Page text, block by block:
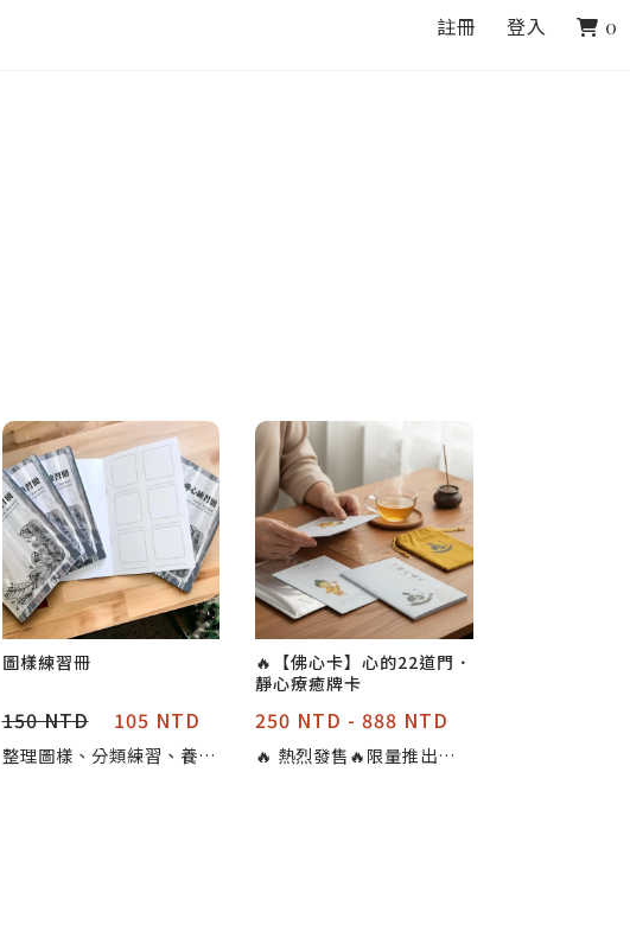
註冊 登入 0
圖樣練習冊
150 NTD 105 NTD
整理圖樣、分類練習、養成
🔥【佛心卡】心的22道門．
靜心療癒牌卡
250 NTD - 888 NTD
🔥 熱烈發售🔥限量推出！